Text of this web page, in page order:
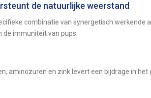
de natuurlijke weerstand
combinatie van synergetisch werkende
immuniteit van pups.
aminozuren en zink levert een bijdrage in het